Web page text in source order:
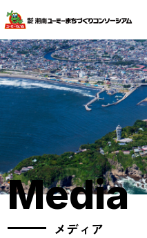
Media
メディア